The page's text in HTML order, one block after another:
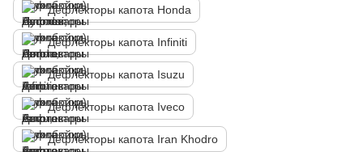
Дефлекторы капота Honda
Дефлекторы капота Infiniti
Дефлекторы капота Isuzu
Дефлекторы капота Iveco
Дефлекторы капота Iran Khodro